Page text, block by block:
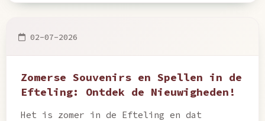
02-07-2026
Zomerse Souvenirs en Spellen in de
Efteling: Ontdek de Nieuwigheden!
Het is zomer in de Efteling en dat